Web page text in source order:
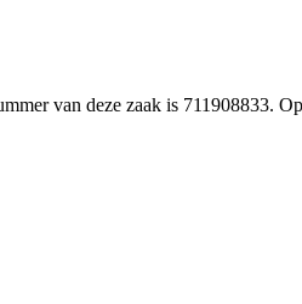
van deze zaak is 711908833.